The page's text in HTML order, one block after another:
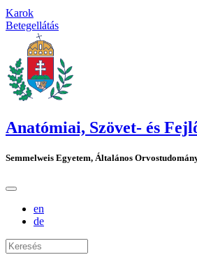
Karok
Betegellátás
Anatómiai, Szövet- és
Semmelweis Egyetem, Általános
en
de